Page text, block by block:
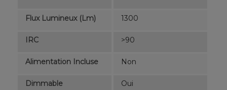
Flux Lumineux (lm) 1300
IRC >90
Alimentation Incluse Non
Dimmable Oui